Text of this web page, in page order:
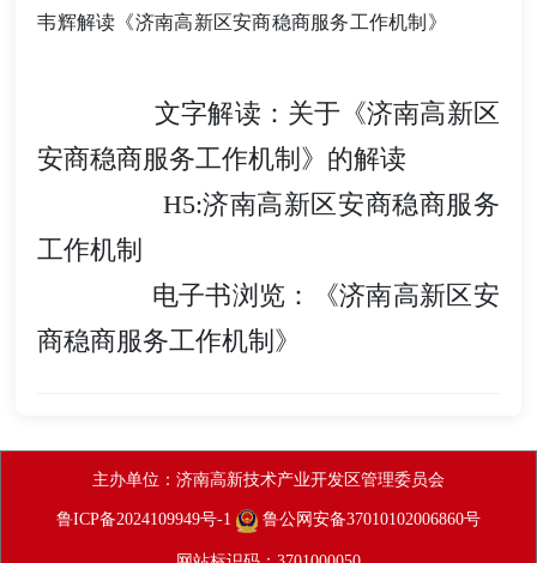
韦辉解读《济南高新区安商稳商服务工作机制》
文字解读：关于《济南高新区
安商稳商服务工作机制》的解读
H5:济南高新区安商稳商服务
工作机制
电子书浏览：《济南高新区安
商稳商服务工作机制》
主办单位：济南高新技术产业开发区管理委员会
鲁ICP备2024109949号-1 鲁公网安备37010102006860号